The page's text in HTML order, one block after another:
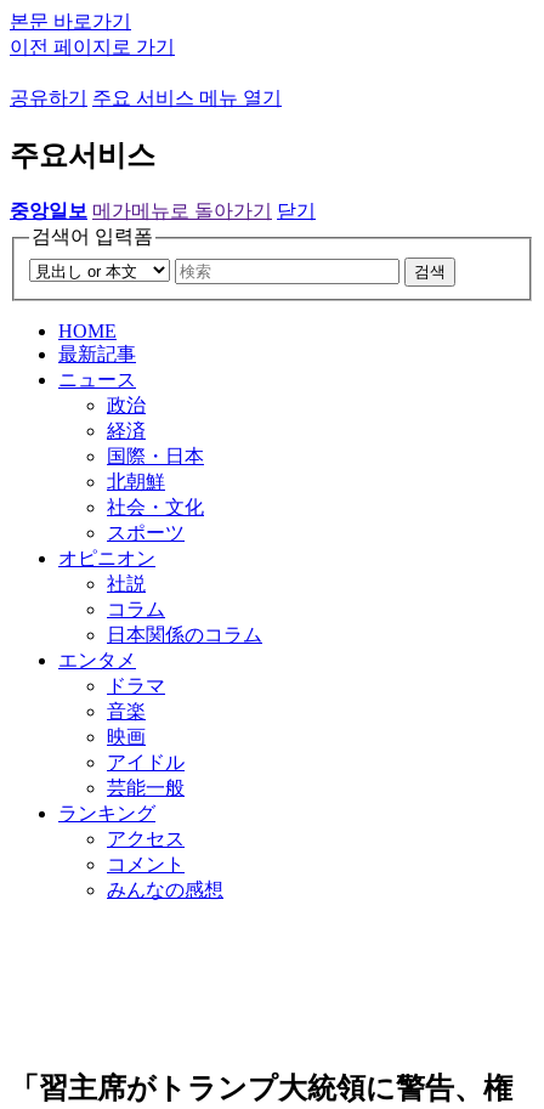
본문 바로가기
이전 페이지로 가기
공유하기 주요 서비스 메뉴 열기
주요서비스
중앙일보 메가메뉴로 돌아가기
닫기
검색어 입력폼
검색
HOME
最新記事
ニュース
政治
経済
国際・日本
北朝鮮
社会・文化
スポーツ
オピニオン
社説
コラム
日本関係のコラム
エンタメ
ドラマ
音楽
映画
アイドル
芸能一般
ランキング
アクセス
コメント
みんなの感想
「習主席がトランプ大統領に警告、権